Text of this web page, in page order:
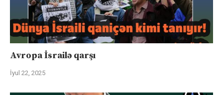
Avropa İsrailə qarşı
İyul 22, 2025